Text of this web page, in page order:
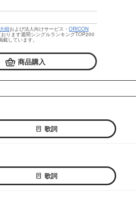
樹および法人向けサービス・ ORICON
ります週間シングルランキングTOP200
しています。
商品購入
歌詞
歌詞